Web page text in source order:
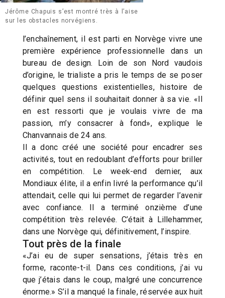
Jérôme Chapuis s’est montré très à l’aise
sur les obstacles norvégiens.
l’enchaînement, il est parti en Norvège vivre une
première expérience professionnelle dans un
bureau de design. Loin de son Nord vaudois
d’origine, le trialiste a pris le temps de se poser
quelques questions existentielles, histoire de
définir quel sens il souhaitait donner à sa vie. «Il
en est ressorti que je voulais vivre de ma
passion, m’y consacrer à fond», explique le
Chanvannais de 24 ans.
Il a donc créé une société pour encadrer ses
activités, tout en redoublant d’efforts pour briller
en compétition. Le week-end dernier, aux
Mondiaux élite, il a enfin livré la performance qu’il
attendait, celle qui lui permet de regarder l’avenir
avec confiance. Il a terminé onzième d’une
compétition très relevée. C’était à Lillehammer,
dans une Norvège qui, définitivement, l’inspire.
Tout près de la finale
«J’ai eu de super sensations, j’étais très en
forme, raconte-t-il. Dans ces conditions, j’ai vu
que j’étais dans le coup, malgré une concurrence
énorme.» S’il a manqué la finale, réservée aux huit